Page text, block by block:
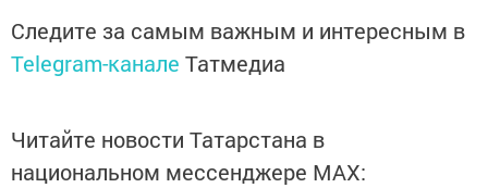
Следите за самым важным и интересным в
Telegram-канале Татмедиа
Читайте новости Татарстана в
национальном мессенджере MАХ: